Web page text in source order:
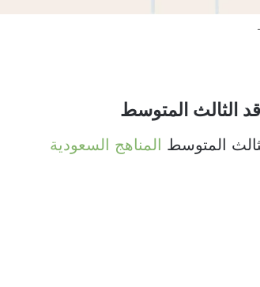
الثالث المتوسط​
المتوسط المناهج السعودية